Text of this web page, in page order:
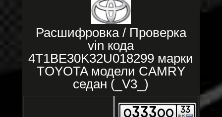
Расшифровка / Проверка
vin кода
4T1BE30K32U018299 марки
TOYOTA модели CAMRY
седан (_V3_)